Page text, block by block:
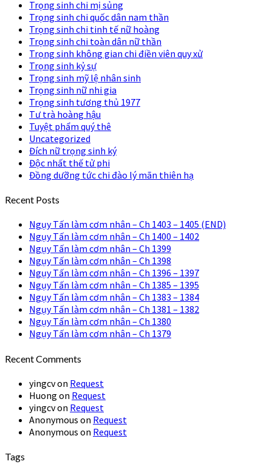
Trọng sinh chi mị sủng
Trọng sinh chi quốc dân nam thần
Trọng sinh chi tinh tế nữ hoàng
Trọng sinh chi toàn dân nữ thần
Trọng sinh không gian chi điền viên quy xử
Trọng sinh kỷ sự
Trọng sinh mỹ lệ nhân sinh
Trọng sinh nữ nhi gia
Trọng sinh tương thủ 1977
Tư trà hoàng hậu
Tuyệt phẩm quý thê
Uncategorized
Đích nữ trọng sinh ký
Độc nhất thế tử phi
Đồng dưỡng tức chi đào lý mãn thiên hạ
Recent Posts
Ngụy Tấn làm cơm nhân – Ch 1403 – 1405 (END)
Ngụy Tấn làm cơm nhân – Ch 1400 – 1402
Ngụy Tấn làm cơm nhân – Ch 1399
Ngụy Tấn làm cơm nhân – Ch 1398
Ngụy Tấn làm cơm nhân – Ch 1396 – 1397
Ngụy Tấn làm cơm nhân – Ch 1385 – 1395
Ngụy Tấn làm cơm nhân – Ch 1383 – 1384
Ngụy Tấn làm cơm nhân – Ch 1381 – 1382
Ngụy Tấn làm cơm nhân – Ch 1380
Ngụy Tấn làm cơm nhân – Ch 1379
Recent Comments
yingcvon Request
Huong on Request
yingcvon Request
Anonymous on Request
Anonymous on Request
Tags